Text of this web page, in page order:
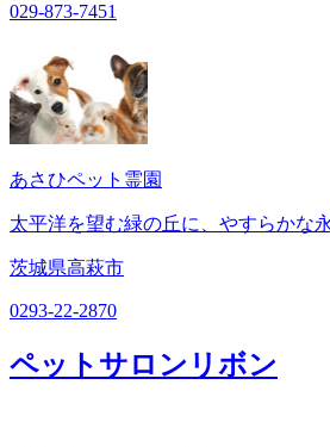
029-873-7451
あさひペット霊園
太平洋を望む緑の丘に、やすらかな
茨城県高萩市
0293-22-2870
ペットサロンリボン